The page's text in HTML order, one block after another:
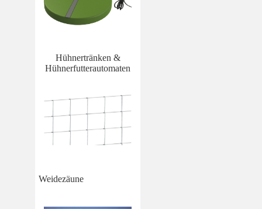
Hühnertränken &
Hühnerfutterautomaten
Weidezäune